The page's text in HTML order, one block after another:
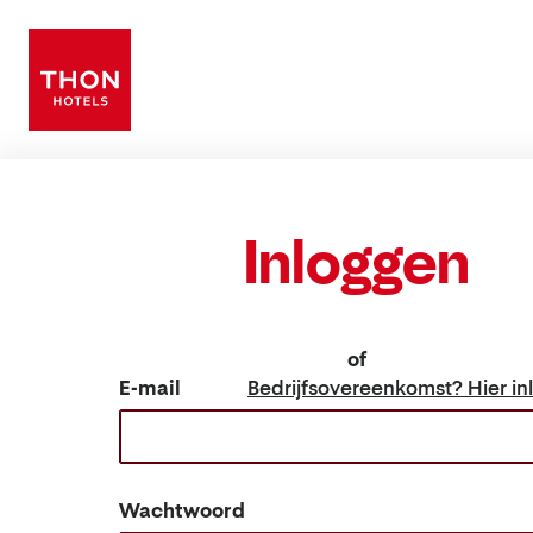
Inloggen
of
E-mail
Bedrijfsovereenkomst? Hier
Wachtwoord